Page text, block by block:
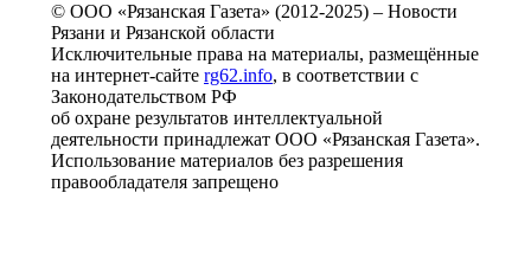
© ООО «Рязанская Газета» (2012-2025) – Новости
Рязани и Рязанской области
Исключительные права на материалы, размещённые
на интернет-сайте rg62.info, в соответствии с
Законодательством РФ
об охране результатов интеллектуальной
деятельности принадлежат ООО «Рязанская Газета».
Использование материалов без разрешения
правообладателя запрещено